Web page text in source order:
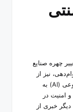
چهره صنایع
نیز از
(AI)
به
امنیت در
خبری از